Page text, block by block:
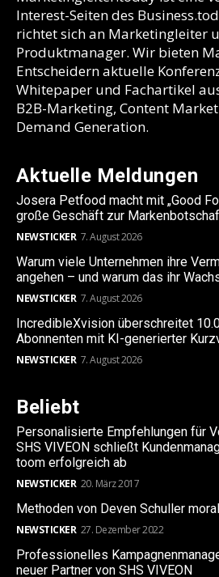
Interest-Seiten des
richtet sich an Marketingleiter
Produktmanager. Wir bieten
Entscheidern aktuelle
Whitepaper und Fachartikel
B2B-Marketing, Content
Demand Generation.
Aktuelle Meldungen
Josera Petfood macht mit „Good
große Geschäft zur
NEWSTICKER 7. August 2026
Warum viele Unternehmen ihre
angehen – und warum das ihr
NEWSTICKER 7. August 2026
IncredibleXvision überschreitet
Abonnenten mit KI-generierter
NEWSTICKER 7. August 2026
Beliebt
Personalisierte Empfehlungen für
SHS VIVEON schließt
toom erfolgreich ab
NEWSTICKER 20. März 2017
Methoden von Deven Schuller
NEWSTICKER 27. Dezember 2022
Professionelles
neuer Partner von SHS VIVEON